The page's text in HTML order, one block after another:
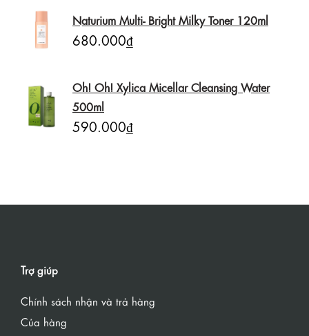
Naturium Multi- Bright Milky Toner 120ml
680.000₫
Oh! Oh! Xylica Micellar Cleansing Water
500ml
590.000₫
Trợ giúp
Chính sách nhận và trả hàng
Của hàng